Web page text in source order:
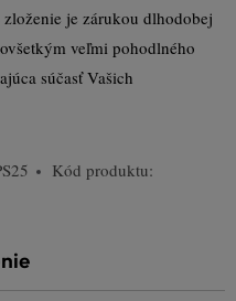
je zárukou dlhodobej
veľmi pohodlného
súčasť Vašich
Kód produktu: